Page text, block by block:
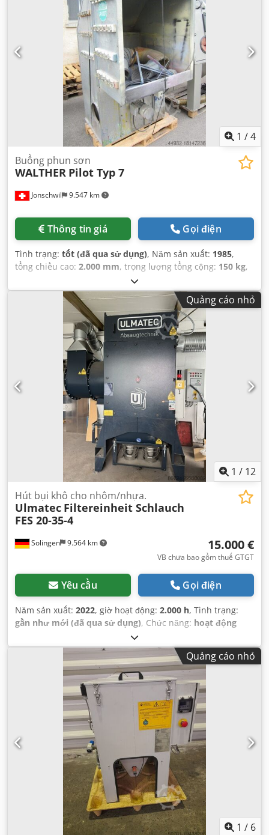
1 /4
Jonschwil 9.547 km
Buồng phun sơn
WALTHER Pilot Typ 7
Thông tin giá Gọi điện
Tình trạng: tốt (đã qua sử dụng), Năm sản xuất: 1985,
tổng chiều cao: 2.000 mm, trọng lượng tổng cộng: 150 kg,
, tổng chiều rộng:
chiều cao bên trong:950 mm, chiều rộng bên trong:900
, chiều dài bên trong: Quảng cáo nhỏ
1 / 12
Solingen 9.564 km
Hút bụi khô cho nhôm/nhựa.
Ulmatec Filtereinheit Schlauch
FES 20-35-4
15.000 €
VB chưa bao gồm thuế GTGT
Yêu cầu Gọi điện
Năm sản xuất: 2022, giờ hoạt động: 2.000 h, Tình trạng:
gần như mới (đã qua sử dụng), Chức năng: hoạt động
Quảng cáo nhỏ
1 / 6